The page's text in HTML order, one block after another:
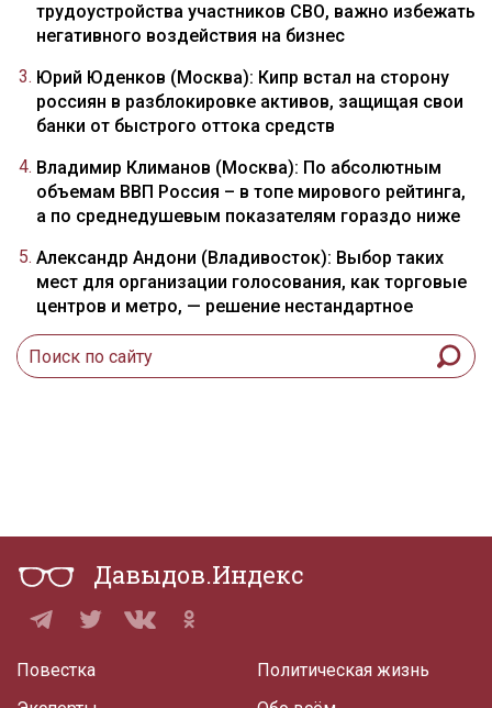
трудоустройства участников СВО, важно избежать
негативного воздействия на бизнес
Юрий Юденков (Москва): Кипр встал на сторону
россиян в разблокировке активов, защищая свои
банки от быстрого оттока средств
Владимир Климанов (Москва): По абсолютным
объемам ВВП Россия – в топе мирового рейтинга,
а по среднедушевым показателям гораздо ниже
Александр Андони (Владивосток): Выбор таких
мест для организации голосования, как торговые
центров и метро, — решение нестандартное
Давыдов.Индекс
Повестка
Политическая жизнь